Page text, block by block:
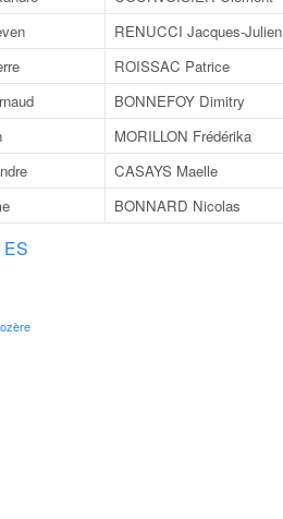
RENUCCI Jacques-Julien
ROISSAC Patrice
BONNEFOY Dimitry
MORILLON Frédérika
CASAYS Maelle
BONNARD Nicolas
ES